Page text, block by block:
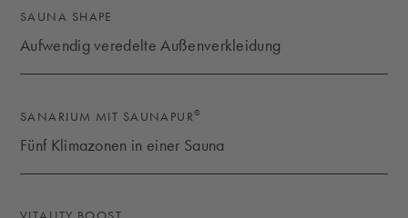
SAUNA SHAPE
Aufwendig veredelte Außenverkleidung
SANARIUM MIT SAUNAPUR®
Fünf Klimazonen in einer Sauna